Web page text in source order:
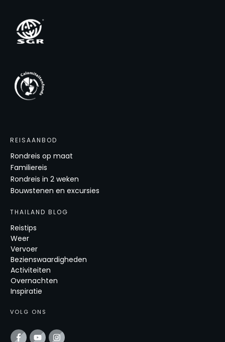
REISAANBOD
Rondreis op maat
Familiereis
Rondreis in 2 weken
Bouwstenen en excursies
THAILAND BLOG
Reistips
Weer
Vervoer
Bezienswaardigheden
Activiteiten
Overnachten
Inspiratie
VOLG ONS